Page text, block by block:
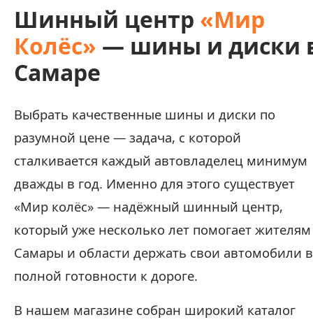
Шинный центр «Мир
Колёс» — шины и диски
Самаре
Выбрать качественные шины и диски по
разумной цене — задача, с которой
сталкивается каждый автовладелец минимум
дважды в год. Именно для этого существует
«Мир колёс» — надёжный шинный центр,
который уже несколько лет помогает жителям
Самары и области держать свои автомобили в
полной готовности к дороге.
В нашем магазине собран широкий каталог